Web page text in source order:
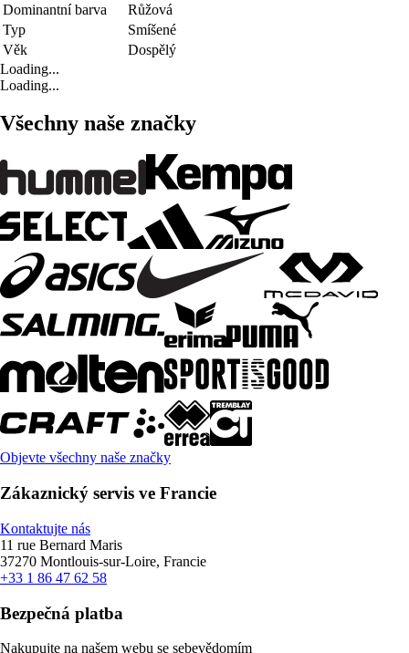
Dominantní barva
Růžová
Typ
Smíšené
Věk
Dospělý
Loading...
Loading...
Všechny naše značky
Objevte všechny naše značky
Zákaznický servis ve Francie
Kontaktujte nás
11 rue Bernard Maris
37270 Montlouis-sur-Loire, Francie
+33 1 86 47 62 58
Bezpečná platba
Nakupujte na našem webu se sebevědomím